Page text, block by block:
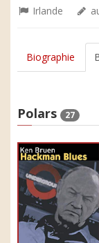
Irlande
Biographie
Polars 27